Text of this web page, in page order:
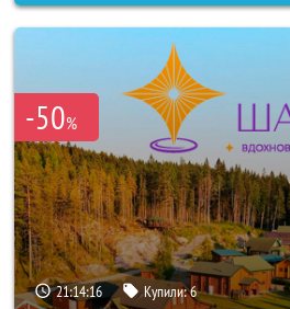
-50%
21:14:14 Купили:6